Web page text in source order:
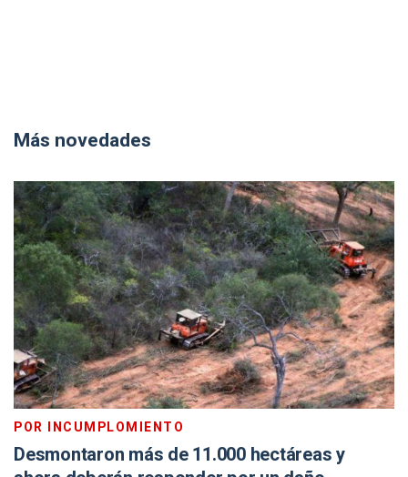
Más novedades
POR INCUMPLOMIENTO
Desmontaron más de 11.000 hectáreas y